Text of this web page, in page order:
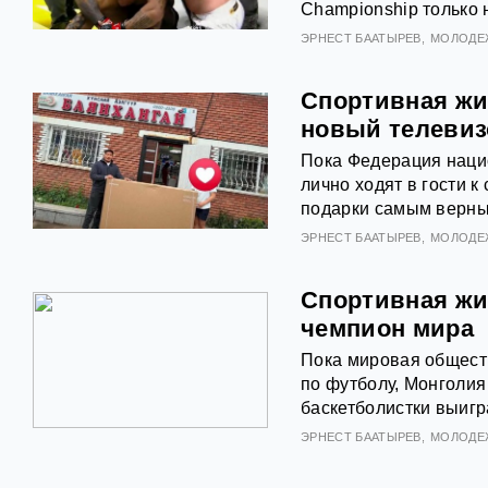
Championship только
ЭРНЕСТ БААТЫРЕВ
Спортивная
новый
Пока Федерация
лично ходят в гости
подарки самым
ЭРНЕСТ БААТЫРЕВ
Спортивная
чемпион мира
Пока мировая
по футболу,
баскетболистки
ЭРНЕСТ БААТЫРЕВ